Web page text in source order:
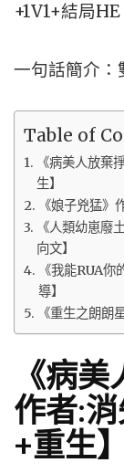
+1V1+結局HE
一句話簡介：
Table of
《病美人放
生】
《娘子兇猛》
《人類幼崽廢
向文】
《我能RUA
導】
《重生之朗朗
《病
作者:
+重生】